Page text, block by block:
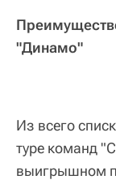
"Динамо"
Из всего
туре команд
выигрышном